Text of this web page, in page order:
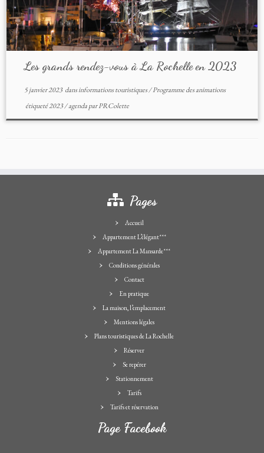
Les grands rendez-vous à La Rochelle en 2023
5 janvier 2023dansinformations touristiques/Programme des animations
étiqueté2023/agendaparPRColette
Pages
Accueil
Appartement L’élégant***
Appartement La Mansarde***
Conditions générales
Contact
En pratique
La maison, l’emplacement
Mentions légales
Plans touristiques de La Rochelle
Réserver
Se repérer
Stationnement
Tarifs
Tarifs et réservation
Page Facebook